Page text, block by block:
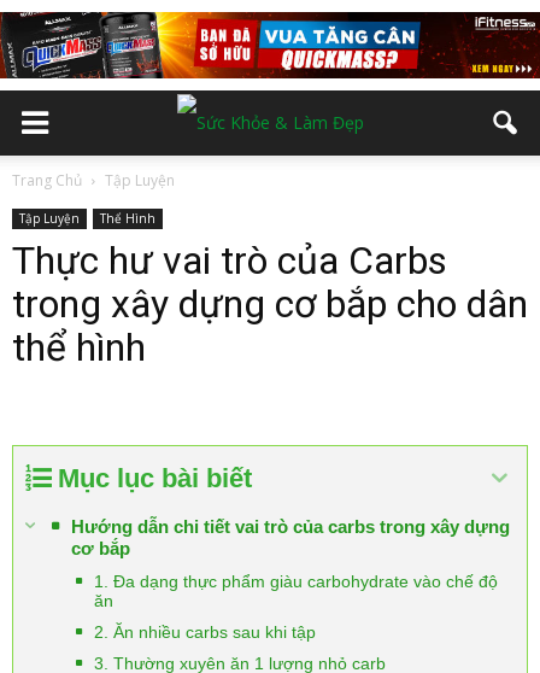
Trang Chủ Tập Luyện
Tập Luyện Thể Hình
Thực hư vai trò của Carbs
trong xây dựng cơ bắp cho dân
thể hình
Mục lục bài biết
Hướng dẫn chi tiết vai trò của carbs trong xây dựng
cơ bắp
1. Đa dạng thực phẩm giàu carbohydrate vào chế độ
ăn
2. Ăn nhiều carbs sau khi tập
3. Thường xuyên ăn 1 lượng nhỏ carb